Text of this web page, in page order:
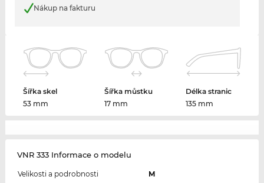
Nákup na fakturu
Šířka skel
53 mm
Šířka můstku
17 mm
Délka stranic
135 mm
VNR 333 Informace o modelu
Velikosti a podrobnosti
M